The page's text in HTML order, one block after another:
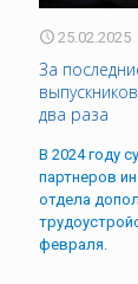
25.02.2025
За
два раза
В 2024 году
партнеров
отдела
февраля.